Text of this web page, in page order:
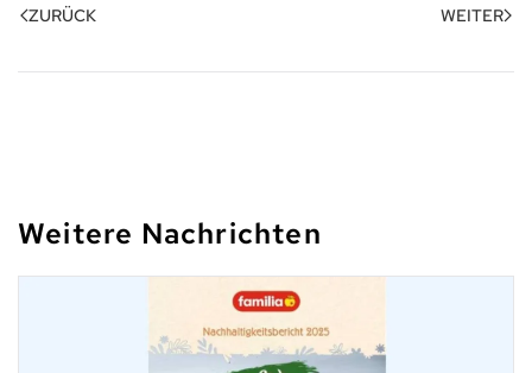
ZURÜCK WEITER
Weitere Nachrichten